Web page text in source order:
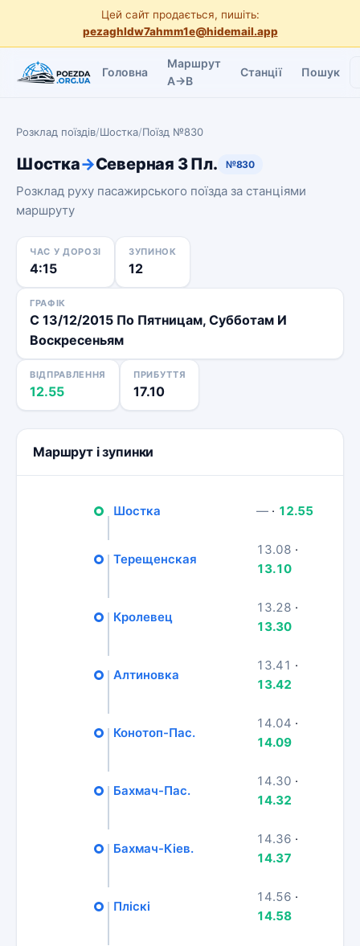
Цей сайт продається, пишіть:
pezaghldw7ahmm1e@hidemail.app
Головна
Маршрут
A→B
Станції Пошук
Розклад поїздів/Шостка/Поїзд №830
Шостка→Северная 3 Пл. №830
Розклад руху пасажирського поїзда за станціями
маршруту
ЧАС У ДОРОЗІ
4:15
ЗУПИНОК
12
ГРАФІК
С 13/12/2015 По Пятницам, Субботам И
Воскресеньям
ВІДПРАВЛЕННЯ
12.55
ПРИБУТТЯ
17.10
Маршрут і зупинки
Шостка — · 12.55
Терещенская
13.08 ·
13.10
Кролевец
13.28 ·
13.30
Алтиновка
13.41 ·
13.42
Конотоп-Пас.
14.04 ·
14.09
Бахмач-Пас.
14.30 ·
14.32
Бахмач-Кіев.
14.36 ·
14.37
Пліскі
14.56 ·
14.58